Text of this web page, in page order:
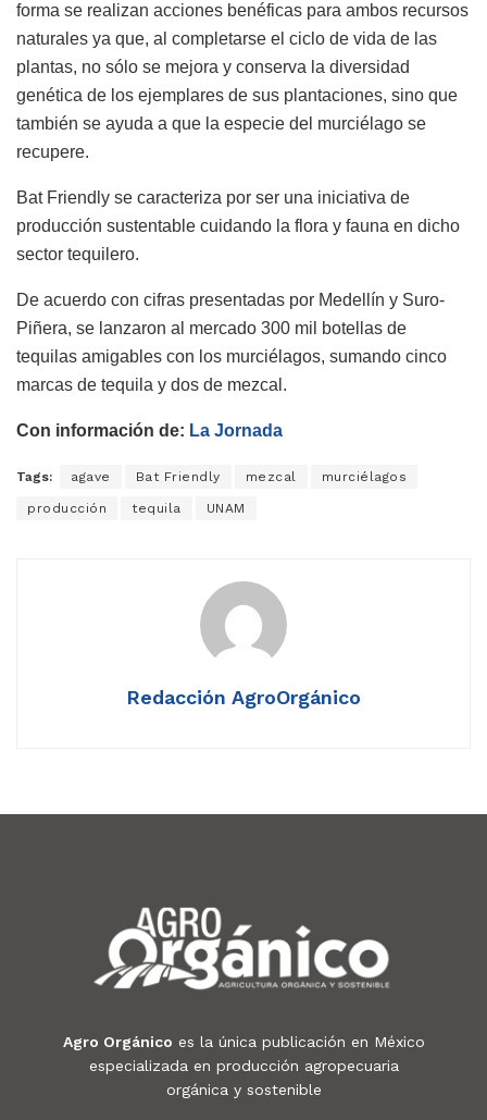
forma se realizan acciones benéficas para ambos recursos
naturales ya que, al completarse el ciclo de vida de las
plantas, no sólo se mejora y conserva la diversidad
genética de los ejemplares de sus plantaciones, sino que
también se ayuda a que la especie del murciélago se
recupere.
Bat Friendly se caracteriza por ser una iniciativa de
producción sustentable cuidando la flora y fauna en dicho
sector tequilero.
De acuerdo con cifras presentadas por Medellín y Suro-
Piñera, se lanzaron al mercado 300 mil botellas de
tequilas amigables con los murciélagos, sumando cinco
marcas de tequila y dos de mezcal.
Con información de: La Jornada
Tags: agave Bat Friendly mezcal murciélagos
producción tequila UNAM
Redacción AgroOrgánico
Agro Orgánico es la única publicación en México
especializada en producción agropecuaria
orgánica y sostenible